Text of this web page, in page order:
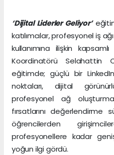
‘Dijital Liderler Geliyor’
katılımcılar, profesyonel iş
kullanımına ilişkin
Koordinatörü Selahattin
eğitimde; güçlü bir
noktaları, dijital
profesyonel ağ
fırsatlarını değerlendirme
öğrencilerden
profesyonellere kadar
yoğun ilgi gördü.